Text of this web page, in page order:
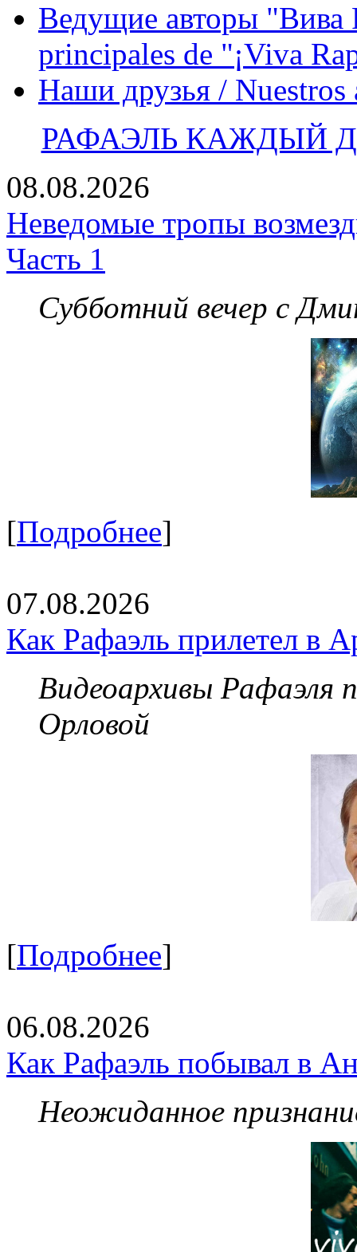
Ведущие авторы "Вива
principales de "¡Viva
Наши друзья / Nuestros
РАФАЭЛЬ КАЖДЫЙ
08.08.2026
Неведомые тропы
Часть 1
Субботний вечер с
[Подробнее]
07.08.2026
Как Рафаэль прилетел в
Видеоархивы Рафаэля
Орловой
[Подробнее]
06.08.2026
Как Рафаэль побывал в
Неожиданное